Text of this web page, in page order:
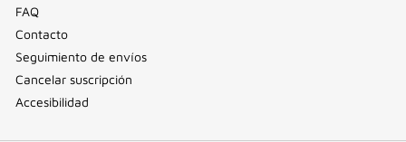
FAQ
Contacto
Seguimiento de envíos
Cancelar suscripción
Accesibilidad